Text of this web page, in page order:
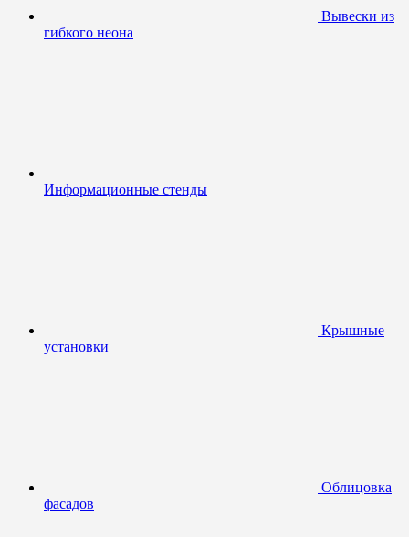
Вывески из
гибкого неона
Информационные стенды
Крышные
установки
Облицовка
фасадов